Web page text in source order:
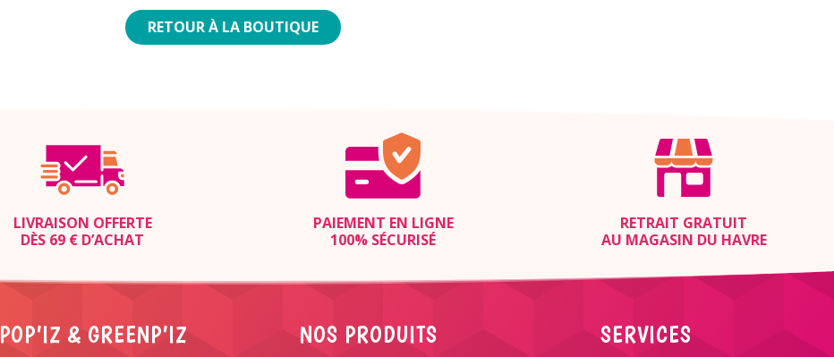
RETOUR À LA BOUTIQUE
LIVRAISON OFFERTE
DÈS 69 € D’ACHAT
PAIEMENT EN LIGNE
100% SÉCURISÉ
RETRAIT GRATUIT
AU MAGASIN DU HAVRE
POP’IZ & GREENP’IZ NOS PRODUITS SERVICES